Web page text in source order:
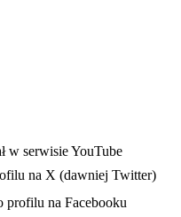
karcie
w serwisie YouTube
na X (dawniej Twitter)
karcie
profilu na Facebooku